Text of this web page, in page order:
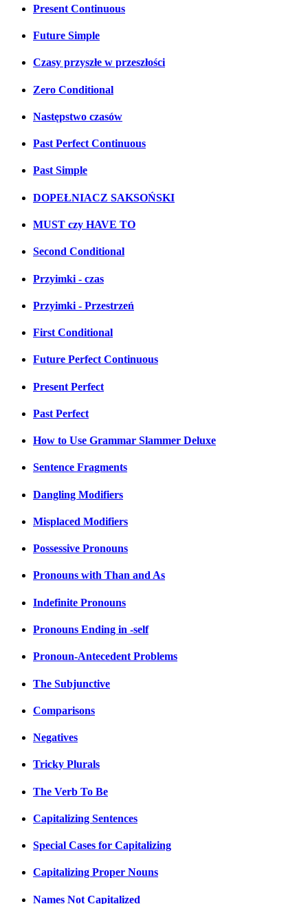
Present Continuous
Future Simple
Czasy przyszłe w przeszłości
Zero Conditional
Następstwo czasów
Past Perfect Continuous
Past Simple
DOPEŁNIACZ SAKSOŃSKI
MUST czy HAVE TO
Second Conditional
Przyimki - czas
Przyimki - Przestrzeń
First Conditional
Future Perfect Continuous
Present Perfect
Past Perfect
How to Use Grammar Slammer Deluxe
Sentence Fragments
Dangling Modifiers
Misplaced Modifiers
Possessive Pronouns
Pronouns with Than and As
Indefinite Pronouns
Pronouns Ending in -self
Pronoun-Antecedent Problems
The Subjunctive
Comparisons
Negatives
Tricky Plurals
The Verb To Be
Capitalizing Sentences
Special Cases for Capitalizing
Capitalizing Proper Nouns
Names Not Capitalized